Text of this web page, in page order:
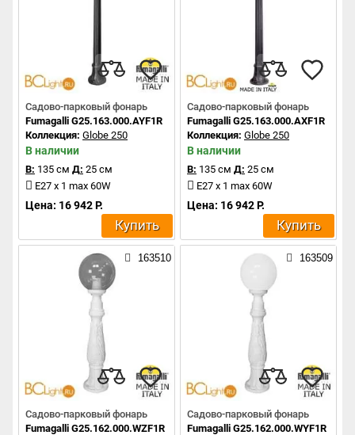
Садово-парковый фонарь
Fumagalli G25.163.000.AYF1R
Коллекция: Globe 250
В наличии
В: 135 см Д: 25 см
E27 x 1 max 60W
Цена: 16 942 Р.
Купить
Садово-парковый фонарь
Fumagalli G25.163.000.AXF1R
Коллекция: Globe 250
В наличии
В: 135 см Д: 25 см
E27 x 1 max 60W
Цена: 16 942 Р.
Купить
163510
Садово-парковый фонарь
Fumagalli G25.162.000.WZF1R
163509
Садово-парковый фонарь
Fumagalli G25.162.000.WYF1R